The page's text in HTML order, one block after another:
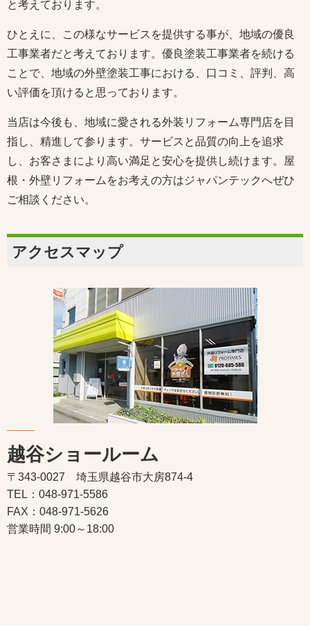
と考えております。
ひとえに、この様なサービスを提供する事が、地域の優良
工事業者だと考えております。優良塗装工事業者を続ける
ことで、地域の外壁塗装工事における、口コミ、評判、高
い評価を頂けると思っております。
当店は今後も、地域に愛される外装リフォーム専門店を目
指し、精進して参ります。サービスと品質の向上を追求
し、お客さまにより高い満足と安心を提供し続けます。屋
根・外壁リフォームをお考えの方はジャパンテックへぜひ
ご相談ください。
アクセスマップ
越谷ショールーム
〒343-0027 埼玉県越谷市大房874-4
TEL：048-971-5586
FAX：048-971-5626
営業時間 9:00～18:00